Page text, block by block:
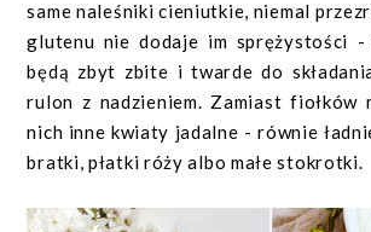
same naleśniki cieniutkie, niemal
glutenu nie dodaje im sprężystości
będą zbyt zbite i twarde do
rulon z nadzieniem. Zamiast fiołków
nich inne kwiaty jadalne - równie
bratki, płatki róży albo małe stokrotki.